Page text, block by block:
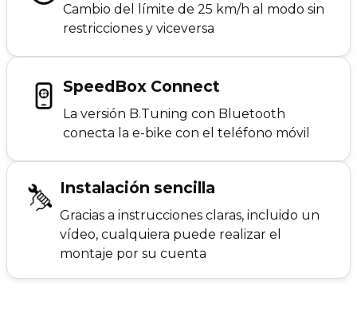
Cambio del límite de 25 km/h al modo sin
restricciones y viceversa
SpeedBox Connect
La versión B.Tuning con Bluetooth
conecta la e-bike con el teléfono móvil
Instalación sencilla
Gracias a instrucciones claras, incluido un
vídeo, cualquiera puede realizar el
montaje por su cuenta